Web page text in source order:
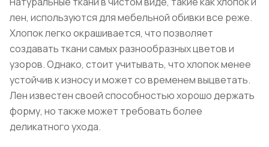
лен, используются для мебельной обивки все реже.
Хлопок легко окрашивается, что позволяет
создавать ткани самых разнообразных цветов и
узоров. Однако, стоит учитывать, что хлопок менее
устойчив к износу и может со временем выцветать.
Лен известен своей способностью хорошо держать
форму, но также может требовать более
деликатного ухода.